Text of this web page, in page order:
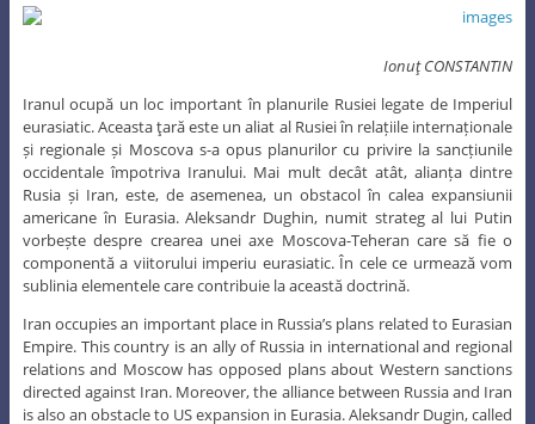
Ionuţ CONSTANTIN
Iranul ocupă un loc important în planurile Rusiei legate de Imperiul
eurasiatic. Aceasta ţară este un aliat al Rusiei în relațiile internaționale
și regionale și Moscova s-a opus planurilor cu privire la sancțiunile
occidentale împotriva Iranului. Mai mult decât atât, alianța dintre
Rusia și Iran, este, de asemenea, un obstacol în calea expansiunii
americane în Eurasia. Aleksandr Dughin, numit strateg al lui Putin
vorbește despre crearea unei axe Moscova-Teheran care să fie o
componentă a viitorului imperiu eurasiatic. În cele ce urmează vom
sublinia elementele care contribuie la această doctrină.
Iran occupies an important place in Russia’s plans related to Eurasian
Empire. This country is an ally of Russia in international and regional
relations and Moscow has opposed plans about Western sanctions
directed against Iran. Moreover, the alliance between Russia and Iran
is also an obstacle to US expansion in Eurasia. Aleksandr Dugin, called